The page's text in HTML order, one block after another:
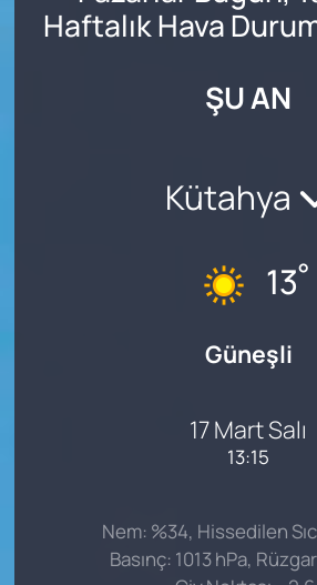
Haftalık Hava
ŞU AN
Kütahya
13°
Güneşli
17 Mart Salı
13:15
Nem: %34, Hissedilen
Basınç: 1013 hPa,
Son Dakika Haberleri